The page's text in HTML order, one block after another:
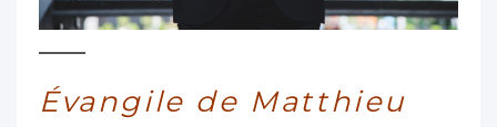
Évangile de Matthieu